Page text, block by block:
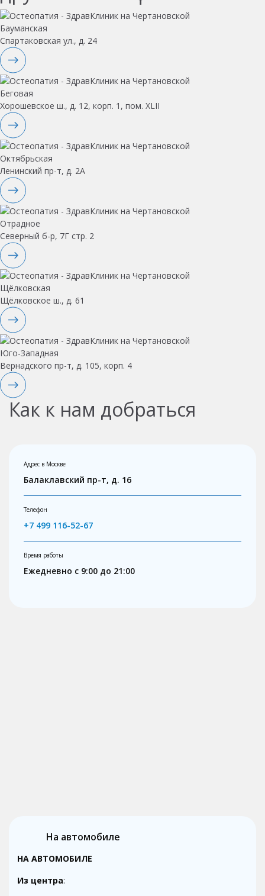
Бауманская
Спартаковская ул., д. 24
Беговая
Хорошевское ш., д. 12, корп. 1, пом. XLII
Октябрьская
Ленинский пр-т, д. 2А
Отрадное
Северный б-р, 7Г стр. 2
Щёлковская
Щёлковское ш., д. 61
Юго-Западная
Вернадского пр-т, д. 105, корп. 4
Как к нам добраться
Адрес в Москве
Балаклавский пр-т, д. 16
Телефон
+7 499 116-52-67
Время работы
Ежедневно с 9:00 до 21:00
На автомобиле
НА АВТОМОБИЛЕ
Из центра: